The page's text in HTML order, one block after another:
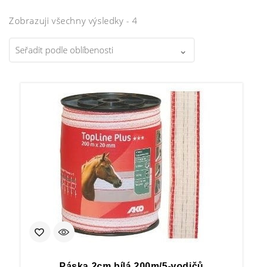
Zobrazuji všechny výsledky - 4